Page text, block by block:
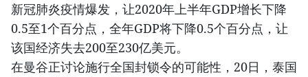
新冠肺炎疫情爆发，让2020年上半年GDP增长下降
0.5至1个百分点，全年GDP将下降0.5个百分点，让
该国经济失去200至230亿美元。
在曼谷正讨论施行全国封锁令的可能性，20日，泰国